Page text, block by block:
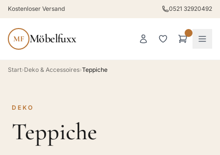
Kostenloser Versand 0521 32920492
MF Möbelfuxx
Start›Deko & Accessoires›Teppiche
DEKO
Teppiche